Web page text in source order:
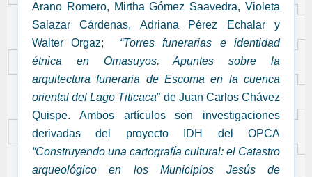
Arano Romero, Mirtha Gómez Saavedra, Violeta
Salazar Cárdenas, Adriana Pérez Echalar y
Walter Orgaz; “Torres funerarias e identidad
étnica en Omasuyos. Apuntes sobre la
arquitectura funeraria de Escoma en la cuenca
oriental del Lago Titicaca” de Juan Carlos Chávez
Quispe. Ambos artículos son investigaciones
derivadas del proyecto IDH del OPCA
“Construyendo una cartografía cultural: el Catastro
arqueológico en los Municipios Jesús de